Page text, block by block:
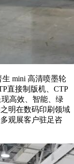
mini 高清喷墨轮
直接制版机、CTP
高效、智能、绿
明在数码印刷领域
观展客户驻足咨